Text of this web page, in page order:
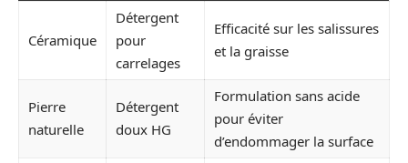
Céramique
Détergent
pour
carrelages
Efficacité sur les salissures
et la graisse
Pierre
naturelle
Détergent
doux HG
Formulation sans acide
pour éviter
d’endommager la surface